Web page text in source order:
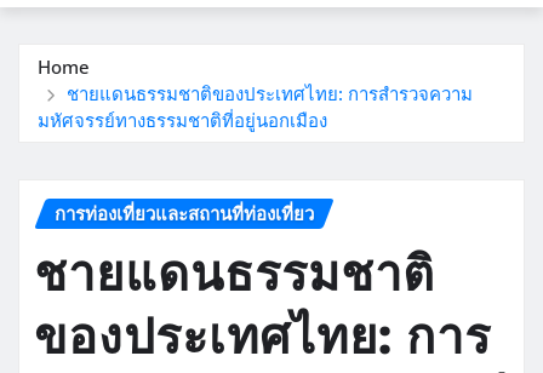
Home
ชายแดนธรรมชาติของประเทศไทย: การสำรวจความ
มหัศจรรย์ทางธรรมชาติที่อยู่นอกเมือง
การท่องเที่ยวและสถานที่ท่องเที่ยว
ชายแดนธรรมชาติ
ของประเทศไทย: การ